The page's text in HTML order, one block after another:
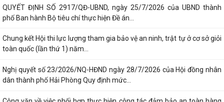
TIN MỚI
LUẬT CHUYỂN ĐỔI SỐ NĂM 2025 – BƯỚC TIẾN QUAN TRỌNG TRONG
XÂY DỰNG QUỐC GIA SỐ
NGHỊ ĐỊNH SỐ 309/2026/NĐ-CP, ngày 05/8/2026 sửa đổi, bổ sung
một số điều của Nghị định số...
QUYẾT ĐỊNH SỐ 2917/QĐ-UBND, ngày 25/7/2026 của UBND thành
phố Ban hành Bộ tiêu chí thực hiện Đề án...
Chung kết Hội thi lực lượng tham gia bảo vệ an ninh, trật tự ở cơ sở giỏi